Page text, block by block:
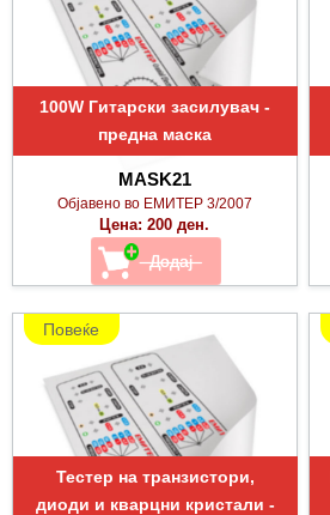
100W Гитарски засилувач -
предна маска
MASK21
Објавено во ЕМИТЕР 3/2007
Цена: 200 ден.
Повеќе
Тестер на транзистори,
диоди и кварцни кристали -